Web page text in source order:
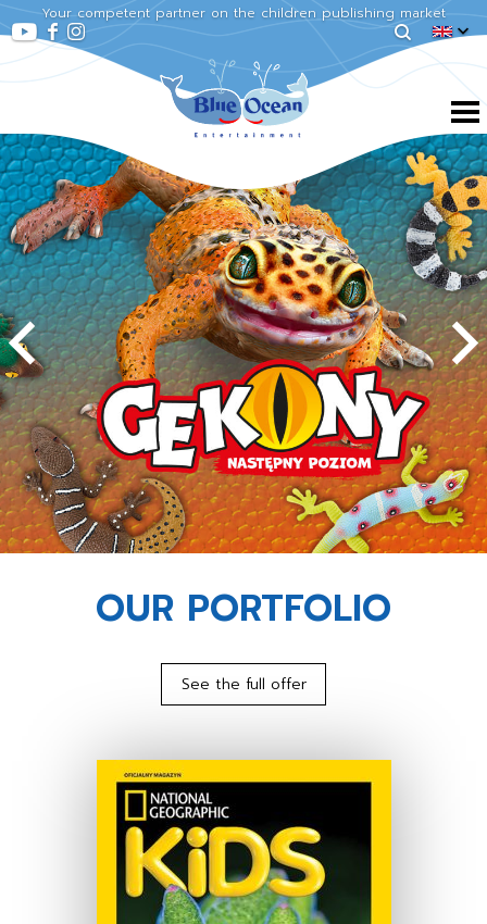
Your competent partner on the children publishing market
OUR PORTFOLIO
See the full offer